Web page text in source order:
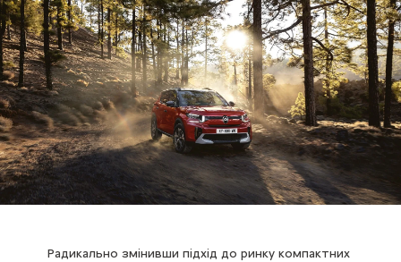
Радикально змінивши підхід до ринку компактних